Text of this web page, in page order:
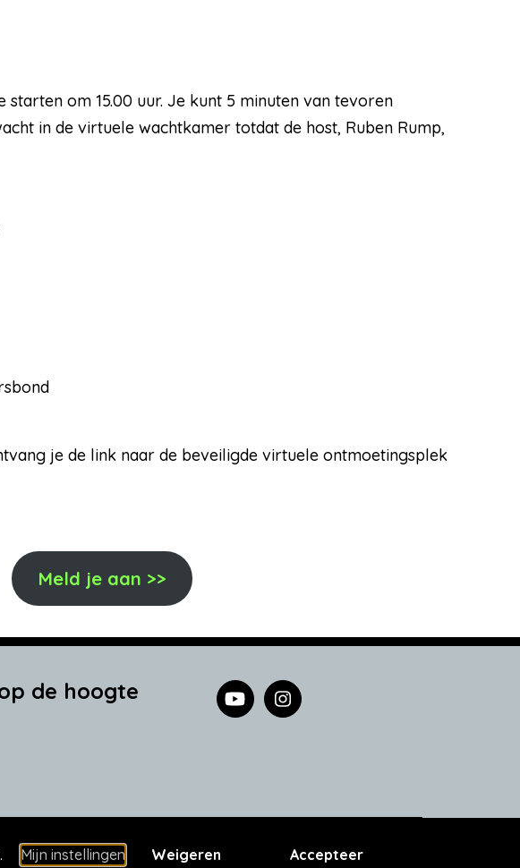
Mijn instellingen Weigeren Accepteer
om 15.00 uur. Je kunt 5 minuten van tevoren
in de virtuele wachtkamer totdat de host, Ruben Rump,
je de link naar de beveiligde virtuele ontmoetingsplek
Meld je aan >>
de hoogte
Contact Mores Privacyverklaring Cookie instellingen